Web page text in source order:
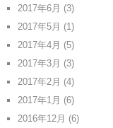
2017年6月 (3)
2017年5月 (1)
2017年4月 (5)
2017年3月 (3)
2017年2月 (4)
2017年1月 (6)
2016年12月 (6)